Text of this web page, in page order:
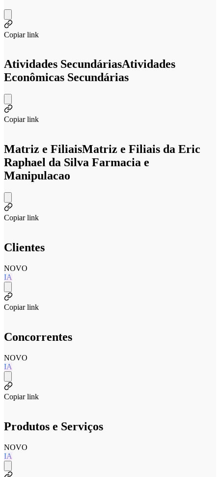
Copiar link
Atividades SecundáriasAtividades
Econômicas Secundárias
Copiar link
Matriz e FiliaisMatriz e Filiais da Eric
Raphael da Silva Farmacia e
Manipulacao
Copiar link
Clientes
NOVO
IA
Copiar link
Concorrentes
NOVO
IA
Copiar link
Produtos e Serviços
NOVO
IA